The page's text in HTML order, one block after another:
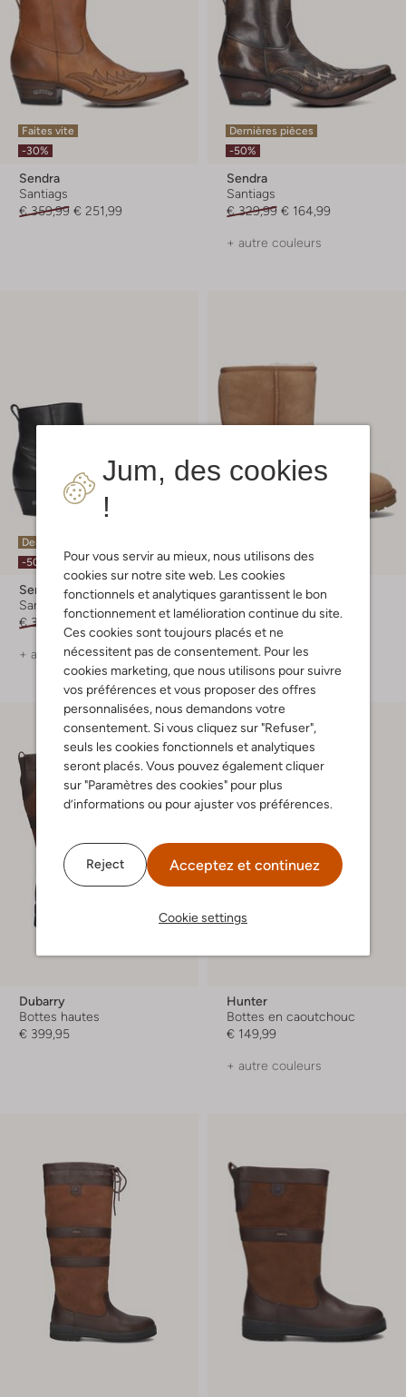
Jum, des cookies
!
Pour vous servir au mieux, nous utilisons des
cookies sur notre site web. Les cookies
fonctionnels et analytiques garantissent le bon
fonctionnement et lamélioration continue du site.
Ces cookies sont toujours placés et ne
nécessitent pas de consentement. Pour les
cookies marketing, que nous utilisons pour suivre
vos préférences et vous proposer des offres
personnalisées, nous demandons votre
consentement. Si vous cliquez sur "Refuser",
seuls les cookies fonctionnels et analytiques
seront placés. Vous pouvez également cliquer
sur "Paramètres des cookies" pour plus
d’informations ou pour ajuster vos préférences.
Reject Acceptez et continuez
Cookie settings
Faites vite
-30%
Sendra
Santiags
€ 359,99 € 251,99
Dernières pièces
-50%
Sendra
Santiags
€ 329,99 € 164,99
+ autre couleurs
Dernière pièce
-50%
Sendra
Santiags
€ 349,99 € 174,99
+ autre couleurs
-20%
Ugg
€ 219,95 € 175,95
Dubarry
Bottes hautes
€ 399,95
Hunter
Bottes en caoutchouc
€ 149,99
+ autre couleurs